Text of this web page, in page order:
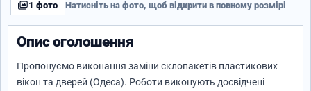
1 фото Натисніть на фото, щоб відкрити в повному розмірі
Опис оголошення
Пропонуємо виконання заміни склопакетів пластикових
вікон та дверей (Одеса). Роботи виконують досвідчені